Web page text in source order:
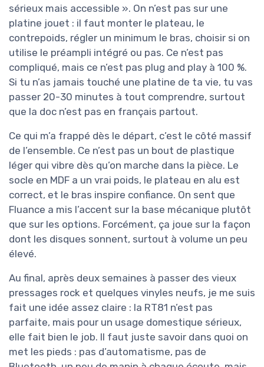
sérieux mais accessible ». On n’est pas sur une
platine jouet : il faut monter le plateau, le
contrepoids, régler un minimum le bras, choisir si on
utilise le préampli intégré ou pas. Ce n’est pas
compliqué, mais ce n’est pas plug and play à 100 %.
Si tu n’as jamais touché une platine de ta vie, tu vas
passer 20-30 minutes à tout comprendre, surtout
que la doc n’est pas en français partout.
Ce qui m’a frappé dès le départ, c’est le côté massif
de l’ensemble. Ce n’est pas un bout de plastique
léger qui vibre dès qu’on marche dans la pièce. Le
socle en MDF a un vrai poids, le plateau en alu est
correct, et le bras inspire confiance. On sent que
Fluance a mis l’accent sur la base mécanique plutôt
que sur les options. Forcément, ça joue sur la façon
dont les disques sonnent, surtout à volume un peu
élevé.
Au final, après deux semaines à passer des vieux
pressages rock et quelques vinyles neufs, je me suis
fait une idée assez claire : la RT81 n’est pas
parfaite, mais pour un usage domestique sérieux,
elle fait bien le job. Il faut juste savoir dans quoi on
met les pieds : pas d’automatisme, pas de